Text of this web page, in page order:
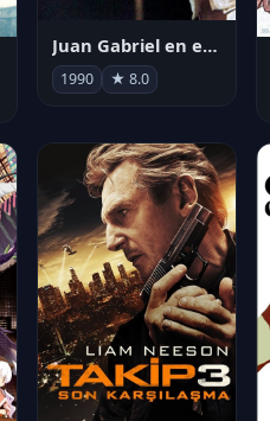
Juan Gabriel en el Palacio de Bellas Artes
1990 ★ 8.0